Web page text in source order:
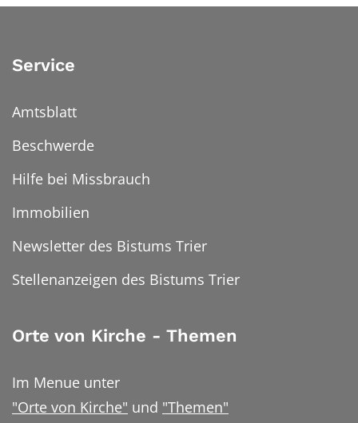
Service
Amtsblatt
Beschwerde
Hilfe bei Missbrauch
Immobilien
Newsletter des Bistums Trier
Stellenanzeigen des Bistums Trier
Orte von Kirche - Themen
Im Menue unter
"Orte von Kirche" und "Themen"